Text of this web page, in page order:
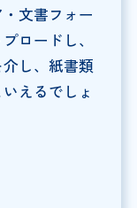
文書フォー
ロードし、
し、紙書類
えるでしょ